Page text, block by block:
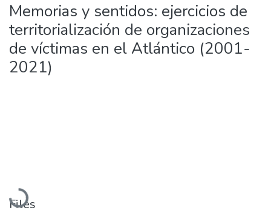
Memorias y sentidos: ejercicios de
territorialización de organizaciones
de víctimas en el Atlántico (2001-
2021)
Loading...
Files